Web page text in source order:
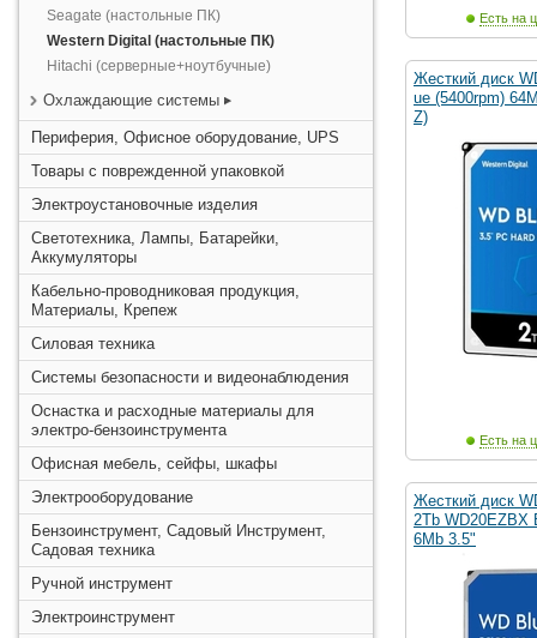
Seagate (настольные ПК)
Western Digital (настольные ПК)
Hitachi (серверные+ноутбучные)
Охлаждающие системы
Периферия, Офисное оборудование, UPS
Товары с поврежденной упаковкой
Электроустановочные изделия
Светотехника, Лампы, Батарейки,
Аккумуляторы
Кабельно-проводниковая продукция,
Материалы, Крепеж
Силовая техника
Системы безопасности и видеонаблюдения
Оснастка и расходные материалы для
электро-бензоинструмента
Офисная мебель, сейфы, шкафы
Электрооборудование
Бензоинструмент, Садовый Инструмент,
Садовая техника
Ручной инструмент
Электроинструмент
Есть на
Жесткий диск
ue (5400rpm)
Z)
Есть на
Жесткий диск
2Tb WD20EZBX
6Mb 3.5"